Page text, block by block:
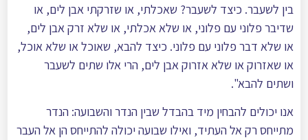
בין לשעבר. כיצד לשעבר? שאכלתי, או שזרקתי אבן לים, או
שדיבר פלוני עם פלוני, או שלא אכלתי, או שלא זרק אבן לים,
או שלא דבר פלוני עם פלוני. כיצד להבא, שאוכל או שלא אוכל,
או שאזרוק או שלא אזרוק אבן לים, הרי אלו שתים לשעבר
ושתים להבא".
אנו יכולים להבחין מיד בהבדל שבין הנדר והשבועה: הנדר
מתייחס רק אל העתיד, ואילו שבועה יכולה להתייחס הן אל העבר